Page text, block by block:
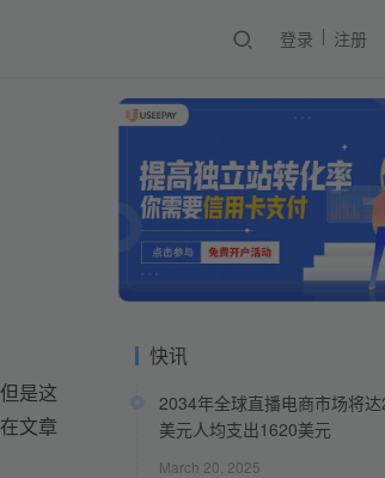
登录 注册
是这
文章
快讯
2034年全球直播电商市场将
美元人均支出1620美元
March 20, 2025